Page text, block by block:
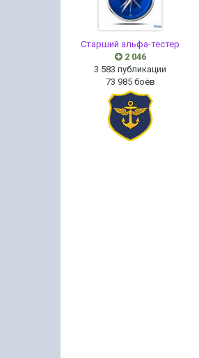
Старший альфа-тестер
2 046
3 583 публикации
73 985 боёв